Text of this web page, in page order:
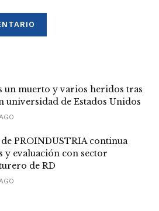
un muerto y varios heridos tras
universidad de Estados Unidos
PROINDUSTRIA continua
y evaluación con sector
de RD